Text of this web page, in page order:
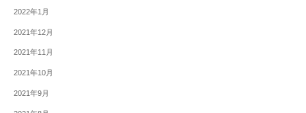
2022年1月
2021年12月
2021年11月
2021年10月
2021年9月